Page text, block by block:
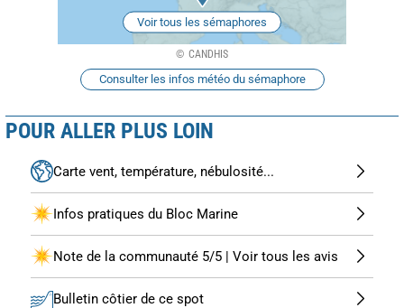
Voir tous les sémaphores
CANDHIS
Consulter les infos météo du sémaphore
POUR ALLER PLUS LOIN
Carte vent, température, nébulosité...
Infos pratiques du Bloc Marine
Note de la communauté 5/5 | Voir tous les avis
Bulletin côtier de ce spot